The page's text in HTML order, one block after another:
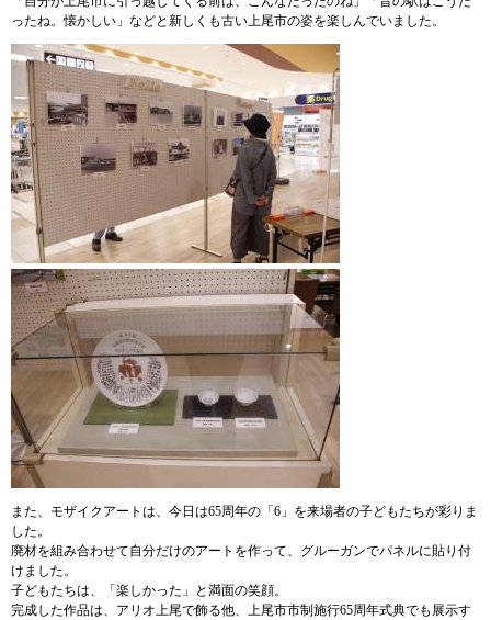
ったね。懐かしい」などと新しくも古い上尾市の姿を楽しんでいました。
また、モザイクアートは、今日は65周年の「6」を来場者の子どもたちが彩りま
した。
廃材を組み合わせて自分だけのアートを作って、グルーガンでパネルに貼り付
けました。
子どもたちは、「楽しかった」と満面の笑顔。
完成した作品は、アリオ上尾で飾る他、上尾市市制施行65周年式典でも展示す